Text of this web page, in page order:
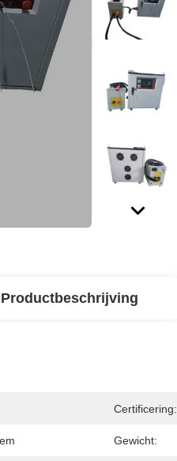
Productbeschrijving
Certificering:
Gewicht: